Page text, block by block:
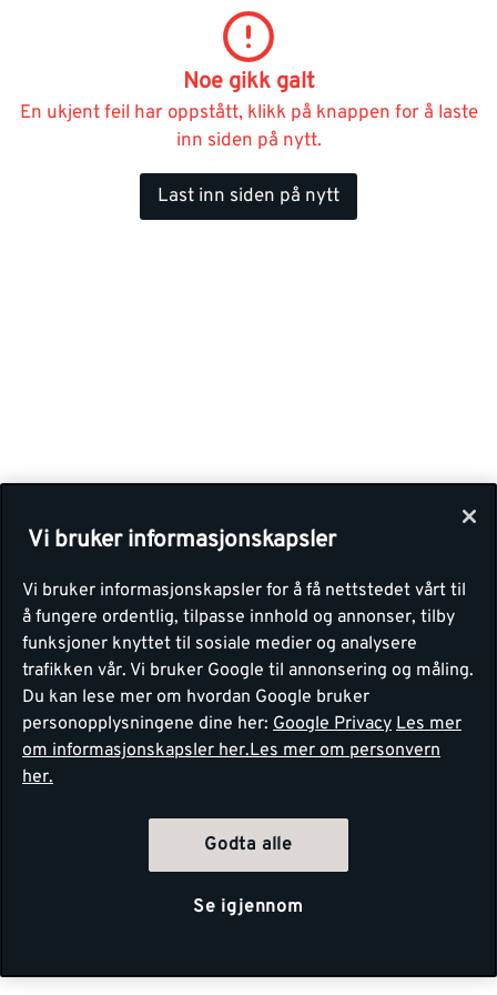
Noe gikk galt
En ukjent feil har oppstått, klikk på knappen for å laste
inn siden på nytt.
Last inn siden på nytt
Vi bruker informasjonskapsler
Vi bruker informasjonskapsler for å få nettstedet vårt til
å fungere ordentlig, tilpasse innhold og annonser, tilby
funksjoner knyttet til sosiale medier og analysere
trafikken vår. Vi bruker Google til annonsering og måling.
Du kan lese mer om hvordan Google bruker
personopplysningene dine her: Google Privacy Les mer
om informasjonskapsler her.Les mer om personvern
her.
Godta alle
Se igjennom